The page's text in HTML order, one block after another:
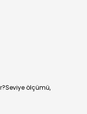
ölçümü,